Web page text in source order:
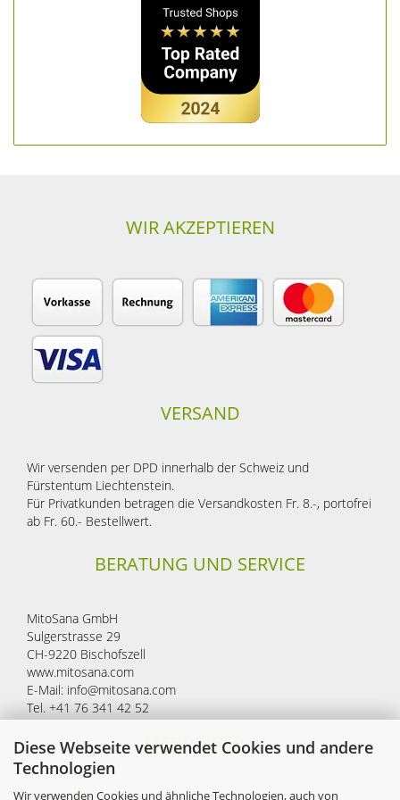
Diese Webseite verwendet Cookies und andere
Technologien
Wir verwenden Cookies und ähnliche Technologien, auch von
WIR AKZEPTIEREN
VERSAND
Wir versenden per DPD innerhalb der Schweiz und
Fürstentum Liechtenstein.
Für Privatkunden betragen die Versandkosten Fr. 8.-, portofrei
ab Fr. 60.- Bestellwert.
BERATUNG UND SERVICE
MitoSana GmbH
Sulgerstrasse 29
CH-9220 Bischofszell
www.mitosana.com
E-Mail: info@mitosana.com
Tel. +41 76 341 42 52
MEHR ÜBER...